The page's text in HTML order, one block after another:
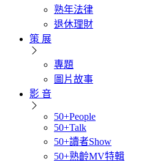
熟年法律
退休理財
策 展
專題
圖片故事
影 音
50+People
50+Talk
50+讀者Show
50+熟齡MV特輯